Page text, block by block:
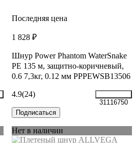
Последняя цена
1 828 ₽
Шнур Power Phantom WaterSnake
PE 135 м, защитно-коричневый,
0.6 7,3кг, 0.12 мм PPPEWSB13506
4.9(24)
31116750
Подписаться
Нет в наличии